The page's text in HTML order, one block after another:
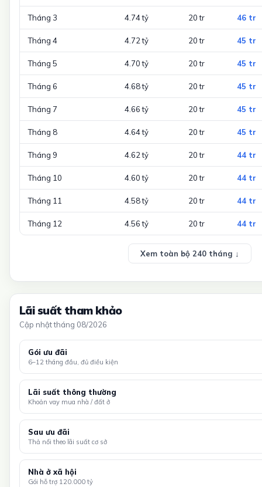
Tháng 3 4.74 tỷ 20 tr 46 tr
Tháng 4 4.72 tỷ 20 tr 45 tr
Tháng 5 4.70 tỷ 20 tr 45 tr
Tháng 6 4.68 tỷ 20 tr 45 tr
Tháng 7 4.66 tỷ 20 tr 45 tr
Tháng 8 4.64 tỷ 20 tr 45 tr
Tháng 9 4.62 tỷ 20 tr 44 tr
Tháng 10 4.60 tỷ 20 tr 44 tr
Tháng 11 4.58 tỷ 20 tr 44 tr
Tháng 12 4.56 tỷ 20 tr 44 tr
Xem toàn bộ 240 tháng ↓
Lãi suất tham khảo
Cập nhật tháng 08/2026
Gói ưu đãi
6–12 tháng đầu, đủ điều kiện
Lãi suất thông thường
Khoản vay mua nhà / đất ở
Sau ưu đãi
Thả nổi theo lãi suất cơ sở
Nhà ở xã hội
Gói hỗ trợ 120.000 tỷ